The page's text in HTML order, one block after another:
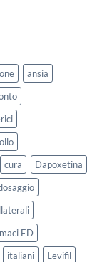
ansia
cura
Dapoxetina
ED
italiani
Levifil